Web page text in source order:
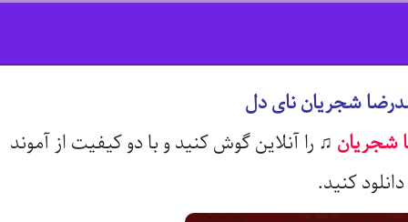
شجریان نای دل
شجریان ♫ را آنلاین گوش کنید و با دو کیفیت از آموند
کنید.